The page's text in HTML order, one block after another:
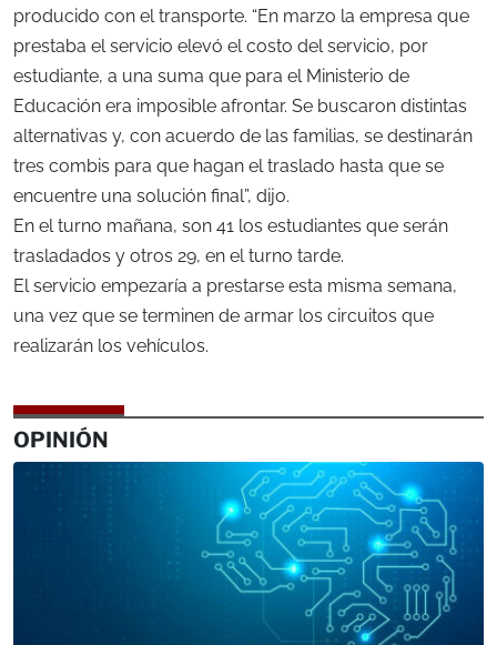
producido con el transporte. “En marzo la empresa que
prestaba el servicio elevó el costo del servicio, por
estudiante, a una suma que para el Ministerio de
Educación era imposible afrontar. Se buscaron distintas
alternativas y, con acuerdo de las familias, se destinarán
tres combis para que hagan el traslado hasta que se
encuentre una solución final”, dijo.
En el turno mañana, son 41 los estudiantes que serán
trasladados y otros 29, en el turno tarde.
El servicio empezaría a prestarse esta misma semana,
una vez que se terminen de armar los circuitos que
realizarán los vehículos.
OPINIÓN